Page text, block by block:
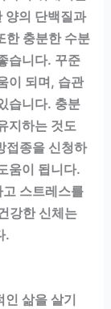
양의 단백질과
한 충분한 수분
습니다. 꾸준
이 되며, 습관
습니다. 충분
지하는 것도
접종을 신청하
움이 됩니다.
스트레스를
강한 신체는
.
인 삶을 살기